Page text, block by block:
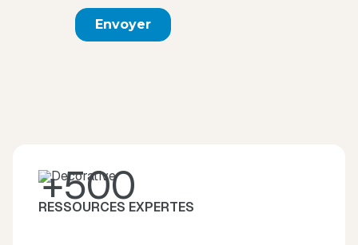
+500
RESSOURCES EXPERTES